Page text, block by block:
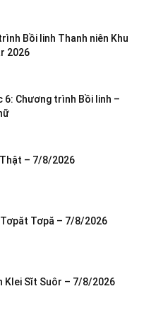
Bồi linh Thanh niên Khu
2026
6: Chương trình Bồi linh –
Thật – 7/8/2026
Tơpă – 7/8/2026
Klei Sĭt Suôr – 7/8/2026